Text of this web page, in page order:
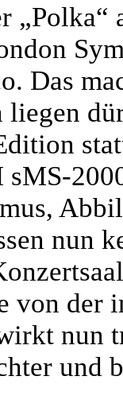
Das
sMS-
nun
von der
nun
und